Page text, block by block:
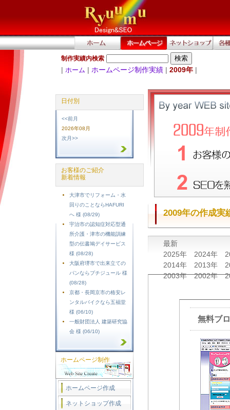
制作実績内検索
| ホーム | ホームページ制作実績 | 2009年 |
2009年の作成実
最新
2025年
2024年
2014年
2013年
2003年
2002年
無料ブ
日付別
<<前月
2026年08月
次月>>
お客様のご紹介
新着情報
大津市でリフォーム・水
回りのことならHAFURI
へ 様 (08/29)
宇治市の認知症対応型通
所介護・津市の機能訓練
型の伝書鳩デイサービス
様 (08/28)
大阪府堺市で出来立ての
パンならプチジュール 様
(08/28)
京都・長岡京市の格安レ
ンタルバイクなら五福堂
様 (06/10)
一般財団法人 建築研究協
会 様 (06/10)
ホームページ制作
ホームページ作成
ネットショップ作成